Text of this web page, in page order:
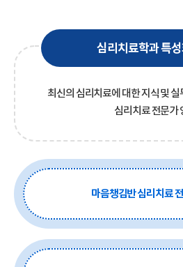
심리치료학과 특
최신의 심리치료에 대한 지식 및
심리치료 전문가
마음챙김반 심리치료